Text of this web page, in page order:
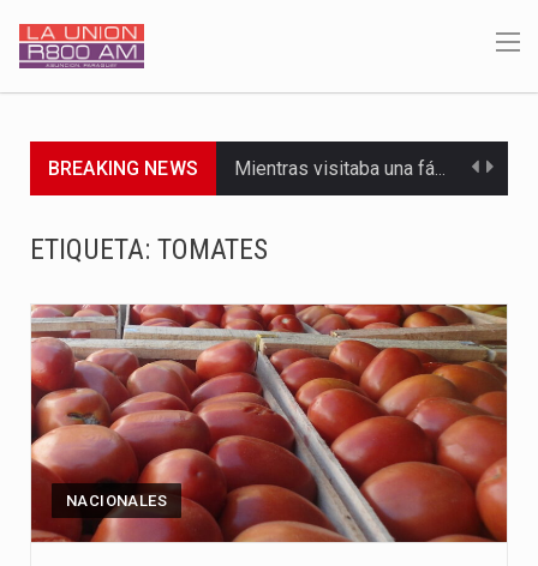
BREAKING NEWS Mientras visitaba una fábrica de armamentos en San Paulo, el…
Para Tania, una paraguaya de 33 años que reside en…
Una familia atravesó momentos de extrema tensión durante la madrugada…
ETIQUETA: TOMATES
NACIONALES